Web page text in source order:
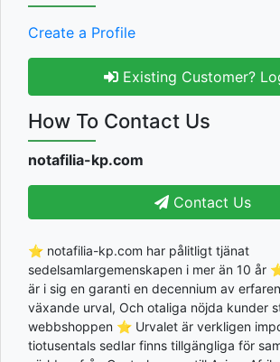
Create a Profile
Existing Customer?
How To Contact Us
notafilia-kp.com
Contact Us
⭐ notafilia-kp.com har pålitligt tjänat
sedelsamlargemenskapen i mer än 10 år
är i sig en garanti en decennium av
växande urval, Och otaliga nöjda kunder
webbshoppen ⭐ Urvalet är verkligen
tiotusentals sedlar finns tillgängliga för